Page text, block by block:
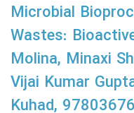
Microbial
Wastes:
Molina, Minaxi
Vijai Kumar
Kuhad,